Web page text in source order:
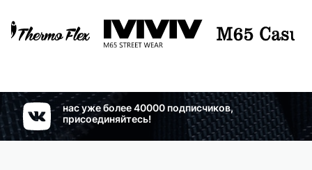
нас уже более 40000 подписчиков,
присоединяйтесь!